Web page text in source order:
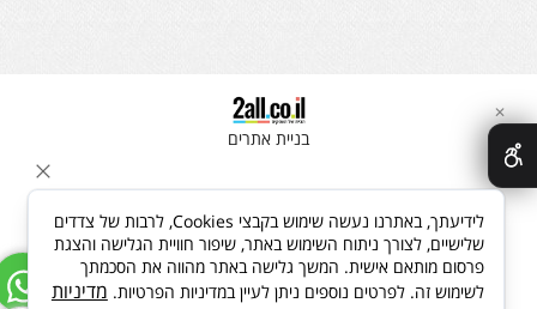
בניית אתרים
✕
לידיעתך, באתרנו נעשה שימוש בקבצי Cookies, לרבות של צדדים
שלישיים, לצורך ניתוח השימוש באתר, שיפור חוויית הגלישה והצגת
פרסום מותאם אישית. המשך גלישה באתר מהווה את הסכמתך
לשימוש זה. לפרטים נוספים ניתן לעיין במדיניות הפרטיות. מדיניות